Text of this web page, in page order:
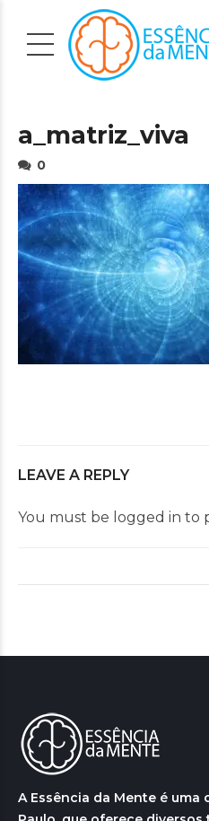
a_matriz_viva
0
LEAVE A REPLY
You must be logged in to
A Essência da Mente é uma